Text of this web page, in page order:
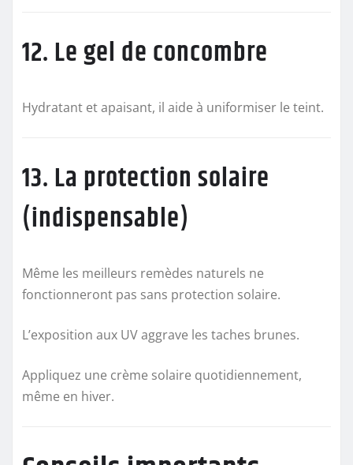
12. Le gel de concombre
Hydratant et apaisant, il aide à uniformiser le teint.
13. La protection solaire
(indispensable)
Même les meilleurs remèdes naturels ne
fonctionneront pas sans protection solaire.
L’exposition aux UV aggrave les taches brunes.
Appliquez une crème solaire quotidiennement,
même en hiver.